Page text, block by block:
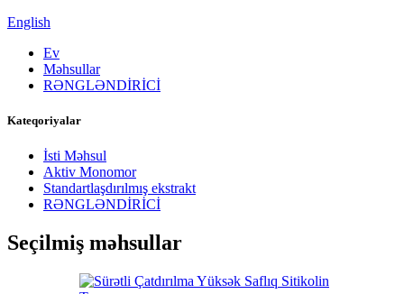
English
Ev
Məhsullar
RƏNGLƏNDİRİCİ
Kateqoriyalar
İsti Məhsul
Aktiv Monomor
Standartlaşdırılmış ekstrakt
RƏNGLƏNDİRİCİ
Seçilmiş məhsullar